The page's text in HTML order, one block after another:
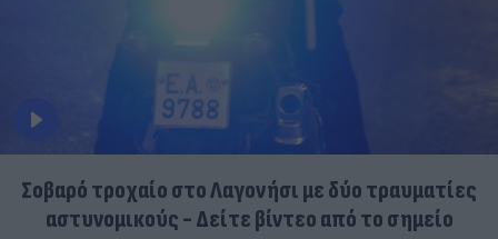
Σοβαρό τροχαίο στο Λαγονήσι με δύο τραυματίες
αστυνομικούς - Δείτε βίντεο από το σημείο